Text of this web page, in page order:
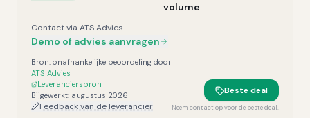
volume
Contact via ATS Advies
Demo of advies aanvragen
Bron: onafhankelijke beoordeling door
ATS Advies
Leveranciersbron
Bijgewerkt: augustus 2026
Feedback van de leverancier
Beste deal
Neem contact op voor de beste deal.